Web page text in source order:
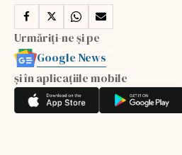
Urmăriți-ne și pe
Google News
și în aplicațiile mobile